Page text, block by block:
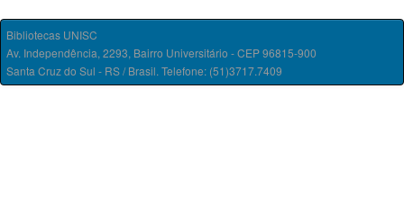
Bibliotecas UNISC
Av. Independência, 2293, Bairro Universitário - CEP 96815-900
Santa Cruz do Sul - RS / Brasil. Telefone: (51)3717.7409